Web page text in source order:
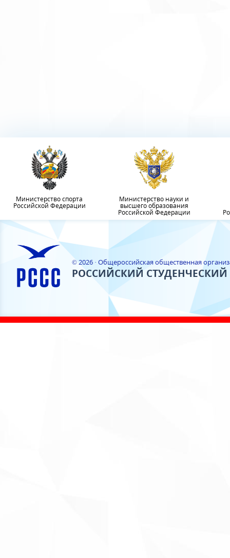
Министерство спорта
Российской Федерации
Министерство науки и
высшего образования
Российской Федерации
© 2026 · Общероссийская общественная
РОССИЙСКИЙ